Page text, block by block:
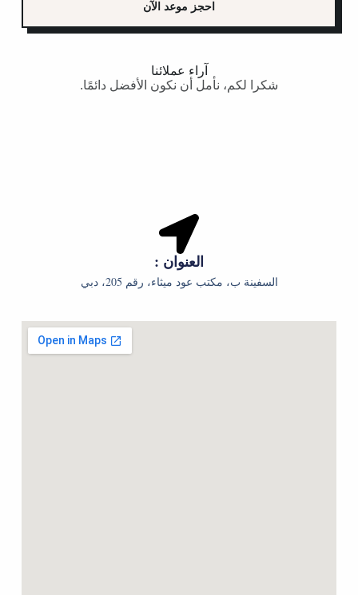
*ل
م
احجز موعد الآن
آراء عملائنا
شكرا لكم، نأمل أن نكون الأفضل دائمًا.
العنوان :
السفينة ب، مكتب عود ميثاء، رقم 205، دبي